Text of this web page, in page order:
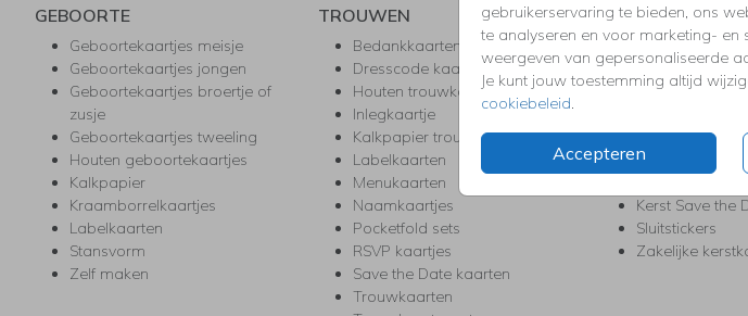
gebruikerservaring te bieden, ons
te analyseren en voor marketing- en
weergeven van gepersonaliseerde
Je kunt jouw toestemming altijd
cookiebeleid.
Accepteren
GEBOORTE
Geboortekaartjes meisje
Geboortekaartjes jongen
Geboortekaartjes broertje of
zusje
Geboortekaartjes tweeling
Houten geboortekaartjes
Kalkpapier
Kraamborrelkaartjes
Labelkaarten
Stansvorm
Zelf maken
TROUWEN
Bedankkaarten
Dresscode kaartjes
Houten trouwkaarten
Inlegkaartje
Kalkpapier trouwkaarten
Labelkaarten
Menukaarten
Naamkaartjes
Pocketfold sets
RSVP kaartjes
Save the Date kaarten
Trouwkaarten
KERST
Kerstkaarten
Kerstborrel
Kerstdiner
Kerst
Kerst-
Kerst Save the
Sluitstickers
Zakelijke